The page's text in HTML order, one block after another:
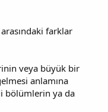
farklar
veya büyük bir
anlamına
bölümlerin ya da